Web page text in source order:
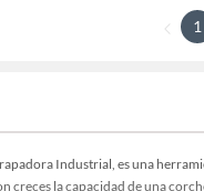
1
Industrial, es una
creces la capacidad de una